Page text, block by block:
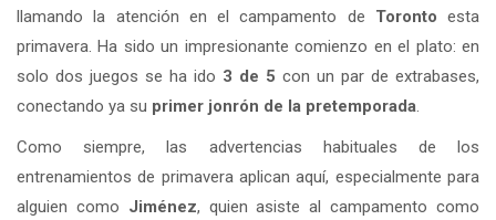
llamando la atención en el campamento de Toronto esta
primavera. Ha sido un impresionante comienzo en el plato: en
solo dos juegos se ha ido 3 de 5 con un par de extrabases,
conectando ya su primer jonrón de la pretemporada.
Como siempre, las advertencias habituales de los
entrenamientos de primavera aplican aquí, especialmente para
alguien como Jiménez, quien asiste al campamento como